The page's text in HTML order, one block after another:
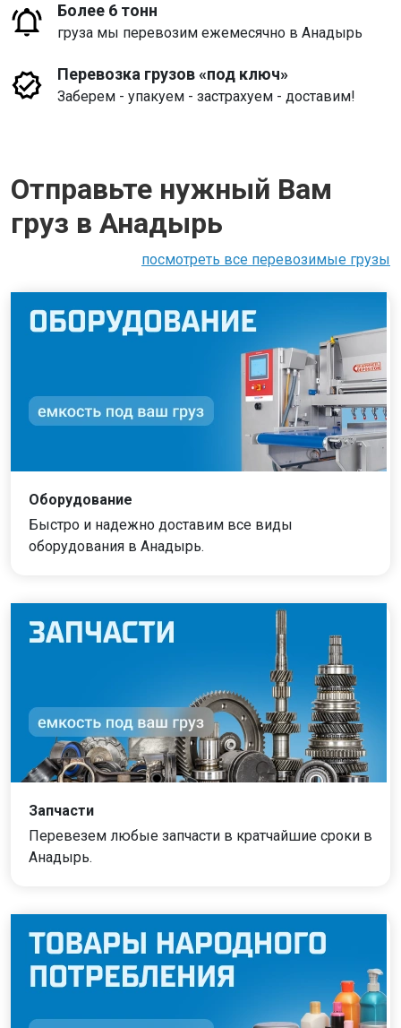
Более 6 тонн
груза мы перевозим ежемесячно в Анадырь
Перевозка грузов «под ключ»
Заберем - упакуем - застрахуем - доставим!
Отправьте нужный Вам
груз в Анадырь
посмотреть все перевозимые грузы
Оборудование
Быстро и надежно доставим все виды
оборудования в Анадырь.
Запчасти
Перевезем любые запчасти в кратчайшие сроки в
Анадырь.